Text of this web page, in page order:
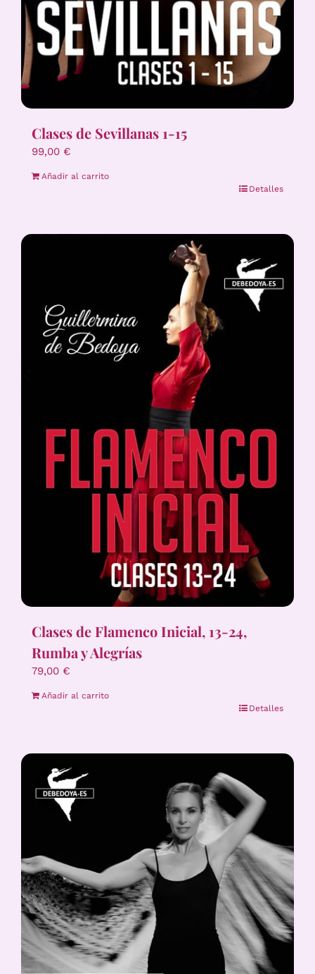
Clases de Sevillanas 1-15
99,00 €
Añadir al carrito
Detalles
Clases de Flamenco Inicial, 13-24,
Rumba y Alegrías
79,00 €
Añadir al carrito
Detalles